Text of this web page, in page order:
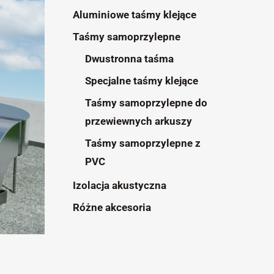
Aluminiowe taśmy klejące
Taśmy samoprzylepne
Dwustronna taśma
Specjalne taśmy klejące
Taśmy samoprzylepne do
przewiewnych arkuszy
Taśmy samoprzylepne z
PVC
Izolacja akustyczna
Różne akcesoria